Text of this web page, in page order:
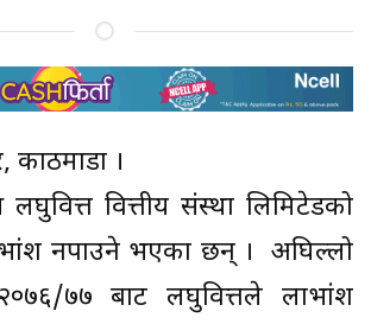
काठमाडौं ।
लघुवित्त वित्तीय संस्था लिमिटेडको
नपाउने भएका छन् । अघिल्लो
७७ बाट लघुवित्तले लाभांश